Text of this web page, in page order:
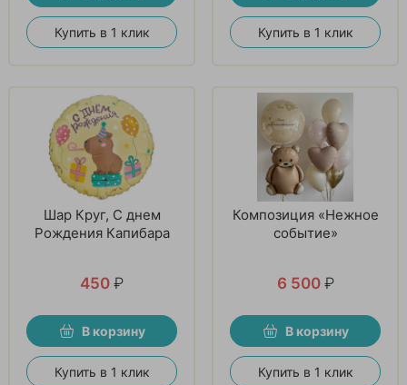
Купить в 1 клик Купить в 1 клик
Шар Круг, С днем
Рождения Капибара
450 ₽
В корзину
Купить в 1 клик
Композиция «Нежное
событие»
6 500 ₽
В корзину
Купить в 1 клик